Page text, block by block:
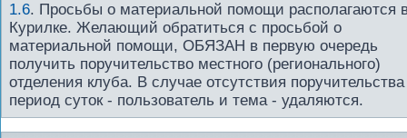
1.6. Просьбы о материальной помощи располагаются
Курилке. Желающий обратиться с просьбой о
материальной помощи, ОБЯЗАН в первую очередь
получить поручительство местного (регионального)
отделения клуба. В случае отсутствия
период суток - пользователь и тема - удаляются.